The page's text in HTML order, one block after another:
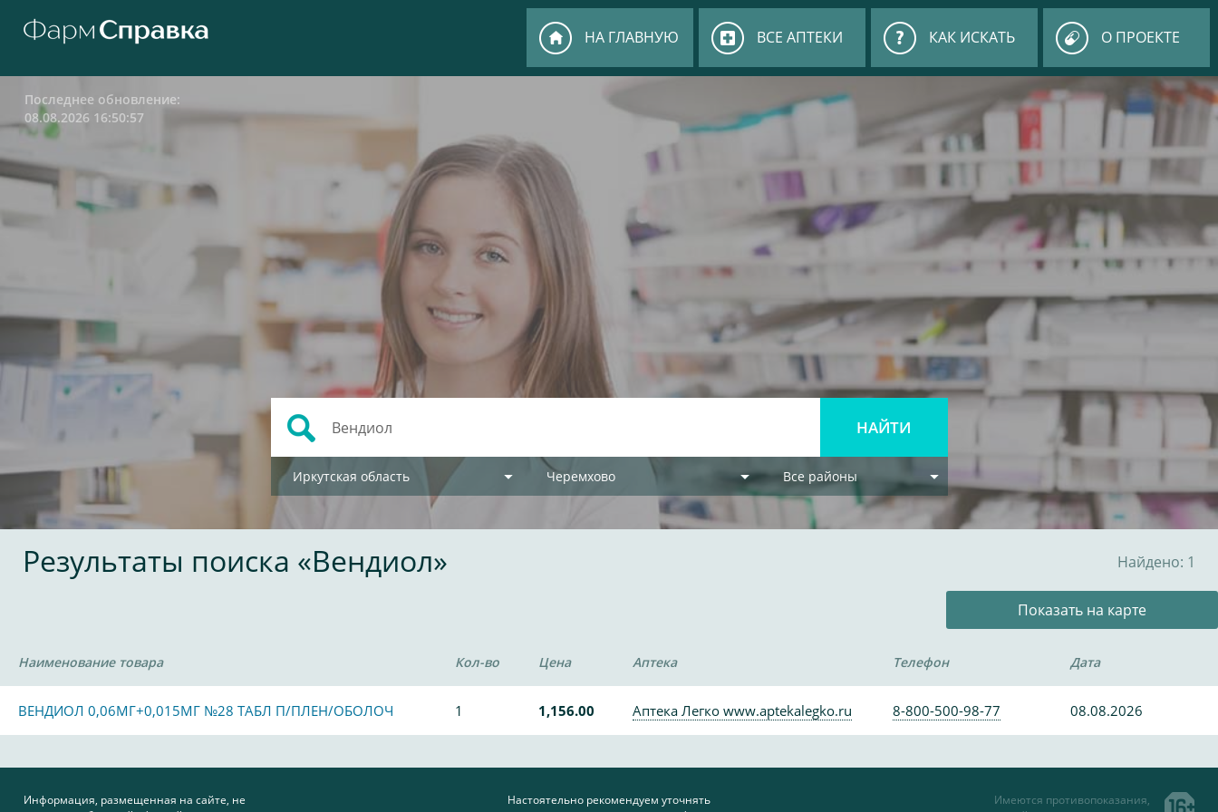
НА ГЛАВНУЮ ВСЕ АПТЕКИ КАК ИСКАТЬ О ПРОЕКТЕ
Последнее обновление:
08.08.2026 16:50:57
Иркутская область Черемхово Все районы
Результаты поиска «Вендиол» Найдено: 1
Показать на карте
Наименование товара Кол-во Цена Аптека Телефон Дата
ВЕНДИОЛ 0,06МГ+0,015МГ №28 ТАБЛ П/ПЛЕН/ОБОЛОЧ 1 1,156.00 Аптека Легко www.aptekalegko.ru 8-800-500-98-77 08.08.2026
Информация, размещенная на сайте, не
Настоятельно рекомендуем уточнять
Имеются противопоказания,